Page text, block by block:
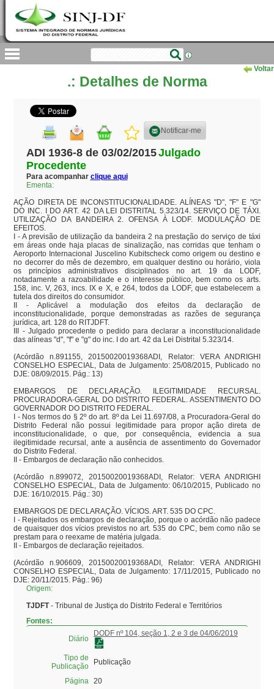
Voltar
.: Detalhes de Norma
Notificar-me
ADI 1936-8 de 03/02/2015Julgado
Procedente
Para acompanhar clique aqui
Ementa:
AÇÃO DIRETA DE INCONSTITUCIONALIDADE. ALÍNEAS "D", "F" E "G"
DO INC. I DO ART. 42 DA LEI DISTRITAL 5.323/14. SERVIÇO DE TÁXI.
UTILIZAÇÃO DA BANDEIRA 2. OFENSA À LODF. MODULAÇÃO DE
EFEITOS.
I - A previsão de utilização da bandeira 2 na prestação do serviço de táxi
em áreas onde haja placas de sinalização, nas corridas que tenham o
Aeroporto Internacional Juscelino Kubitscheck como origem ou destino e
no decorrer do mês de dezembro, em qualquer destino ou horário, viola
os princípios administrativos disciplinados no art. 19 da LODF,
notadamente a razoabilidade e o interesse público, bem como os arts.
158, inc. V, 263, incs. IX e X, e 264, todos da LODF, que estabelecem a
tutela dos direitos do consumidor.
II - Aplicável a modulação dos efeitos da declaração de
inconstitucionalidade, porque demonstradas as razões de segurança
jurídica, art. 128 do RITJDFT.
III - Julgado procedente o pedido para declarar a inconstitucionalidade
das alíneas "d", "f" e "g" do inc. I do art. 42 da Lei Distrital 5.323/14.
(Acórdão n.891155, 20150020019368ADI, Relator: VERA ANDRIGHI
CONSELHO ESPECIAL, Data de Julgamento: 25/08/2015, Publicado no
DJE: 08/09/2015. Pág.: 13)
EMBARGOS DE DECLARAÇÃO. ILEGITIMIDADE RECURSAL.
PROCURADORA-GERAL DO DISTRITO FEDERAL. ASSENTIMENTO DO
GOVERNADOR DO DISTRITO FEDERAL.
I - Nos termos do § 2º do art. 8º da Lei 11.697/08, a Procuradora-Geral do
Distrito Federal não possui legitimidade para propor ação direta de
inconstitucionalidade, o que, por consequência, evidencia a sua
ilegitimidade recursal, ante a ausência de assentimento do Governador
do Distrito Federal.
II - Embargos de declaração não conhecidos.
(Acórdão n.899072, 20150020019368ADI, Relator: VERA ANDRIGHI
CONSELHO ESPECIAL, Data de Julgamento: 06/10/2015, Publicado no
DJE: 16/10/2015. Pág.: 30)
EMBARGOS DE DECLARAÇÃO. VÍCIOS. ART. 535 DO CPC.
I - Rejeitados os embargos de declaração, porque o acórdão não padece
de quaisquer dos vícios previstos no art. 535 do CPC, bem como não se
prestam para o reexame de matéria julgada.
II - Embargos de declaração rejeitados.
(Acórdão n.906609, 20150020019368ADI, Relator: VERA ANDRIGHI
CONSELHO ESPECIAL, Data de Julgamento: 17/11/2015, Publicado no
Origem:
TJDFT- Tribunal de Justiça do Distrito Federal e Territórios
Fontes:
Diário
DODF nº 104, seção 1, 2 e 3 de 04/06/2019
Tipo de
Publicação
Publicação
Página
20